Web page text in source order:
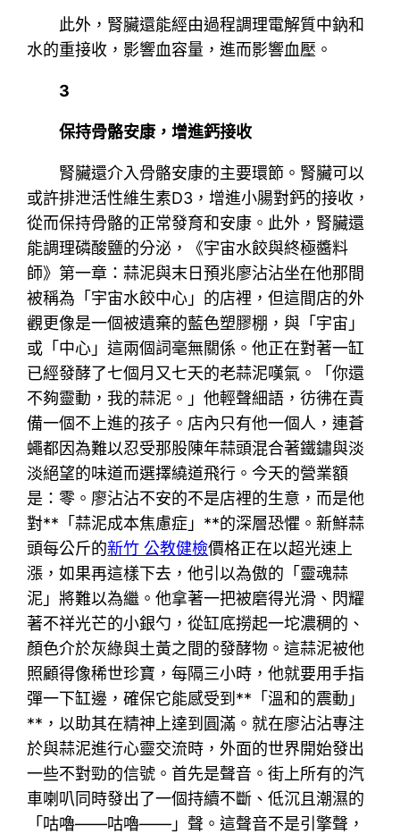
此外，腎臟還能經由過程調理電解質中鈉和
水的重接收，影響血容量，進而影響血壓。
3
保持骨骼安康，增進鈣接收
腎臟還介入骨骼安康的主要環節。腎臟可以
或許排泄活性維生素D3，增進小腸對鈣的接收，
從而保持骨骼的正常發育和安康。此外，腎臟還
能調理磷酸鹽的分泌，《宇宙水餃與終極醬料
師》第一章：蒜泥與末日預兆廖沾沾坐在他那間
被稱為「宇宙水餃中心」的店裡，但這間店的外
觀更像是一個被遺棄的藍色塑膠棚，與「宇宙」
或「中心」這兩個詞毫無關係。他正在對著一缸
已經發酵了七個月又七天的老蒜泥嘆氣。「你還
不夠靈動，我的蒜泥。」他輕聲細語，彷彿在責
備一個不上進的孩子。店內只有他一個人，連蒼
蠅都因為難以忍受那股陳年蒜頭混合著鐵鏽與淡
淡絕望的味道而選擇繞道飛行。今天的營業額
是：零。廖沾沾不安的不是店裡的生意，而是他
對**「蒜泥成本焦慮症」**的深層恐懼。新鮮蒜
頭每公斤的新竹 公教健檢價格正在以超光速上
漲，如果再這樣下去，他引以為傲的「靈魂蒜
泥」將難以為繼。他拿著一把被磨得光滑、閃耀
著不祥光芒的小銀勺，從缸底撈起一坨濃稠的、
顏色介於灰綠與土黃之間的發酵物。這蒜泥被他
照顧得像稀世珍寶，每隔三小時，他就要用手指
彈一下缸邊，確保它能感受到**「溫和的震動」
**，以助其在精神上達到圓滿。就在廖沾沾專注
於與蒜泥進行心靈交流時，外面的世界開始發出
一些不對勁的信號。首先是聲音。街上所有的汽
車喇叭同時發出了一個持續不斷、低沉且潮濕的
「咕嚕——咕嚕——」聲。這聲音不是引擎聲，